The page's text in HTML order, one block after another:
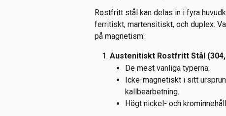
Rostfritt stål kan delas in i fyra
ferritiskt, martensitiskt, och duplex.
på magnetism:
Austenitiskt Rostfritt Stål (304,
De mest vanliga typerna.
Icke-magnetiskt i sitt
kallbearbetning.
Högt nickel- och